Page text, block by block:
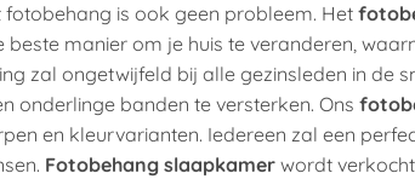
is ook geen probleem. Het
manier om je huis te veranderen,
zal ongetwijfeld bij alle gezinsleden in de
onderlinge banden te versterken. Ons
en kleurvarianten. Iedereen zal een
Fotobehang slaapkamer wordt